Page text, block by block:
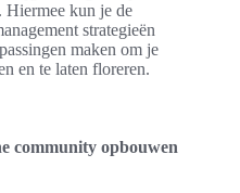
Hiermee kun je de
strategieën
maken om je
en te laten floreren.
community opbouwen